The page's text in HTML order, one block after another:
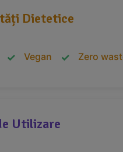
Dietetice
Vegan Zero
Utilizare